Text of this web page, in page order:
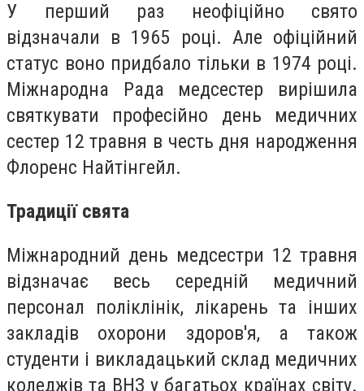
У перший раз неофіційно свято
відзначали в 1965 році. Але офіційний
статус воно придбало тільки в 1974 році.
Міжнародна Рада медсестер вирішила
святкувати професійно день медичних
сестер 12 травня в честь дня народження
Флоренс Найтінгейл.
Традиції свята
Міжнародний день медсестри 12 травня
відзначає весь середній медичний
персонал поліклінік, лікарень та інших
закладів охорони здоров'я, а також
студенти і викладацький склад медичних
коледжів та ВНЗ у багатьох країнах світу.